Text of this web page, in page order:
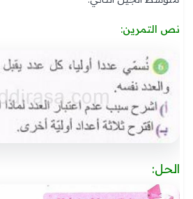
نص التمرين:
الحل: